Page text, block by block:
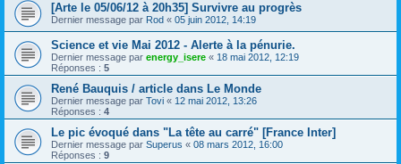
[Arte le 05/06/12 à 20h35] Survivre au progrès
Dernier message par Rod « 05 juin 2012, 14:19
Science et vie Mai 2012 - Alerte à la pénurie.
Dernier message par energy_isere « 18 mai 2012, 12:19
Réponses : 5
René Bauquis / article dans Le Monde
Dernier message par Tovi « 12 mai 2012, 13:26
Réponses : 4
Le pic évoqué dans "La tête au carré" [France Inter]
Dernier message par Superus « 08 mars 2012, 16:00
Réponses : 9